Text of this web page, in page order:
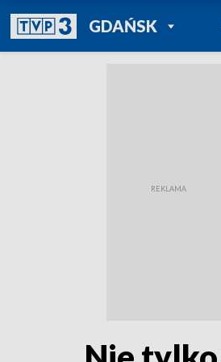
GDAŃSKPOWRÓT DO
TVP REGIONY